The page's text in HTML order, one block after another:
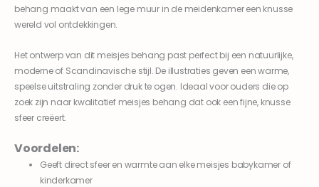
behang maakt van een lege muur in de meidenkamer een knusse
wereld vol ontdekkingen.
Het ontwerp van dit meisjes behang past perfect bij een natuurlijke,
moderne of Scandinavische stijl. De illustraties geven een warme,
speelse uitstraling zonder druk te ogen. Ideaal voor ouders die op
zoek zijn naar kwalitatief meisjes behang dat ook een fijne, knusse
sfeer creëert.
Voordelen:
Geeft direct sfeer en warmte aan elke meisjes babykamer of
kinderkamer